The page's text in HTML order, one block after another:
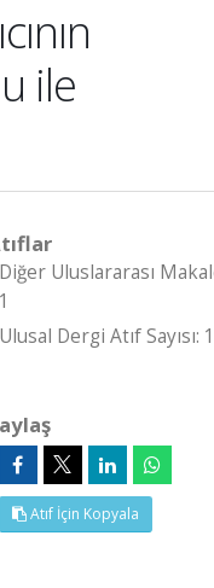
ile
Diğer Uluslararası
1
Ulusal Dergi Atıf Sayısı: 1
Atıf İçin Kopyala